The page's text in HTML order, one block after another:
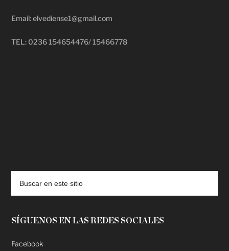
Email: elvediense1@gmail.com
TEL: 0236 154654476/ 15466778
SÍGUENOS EN LAS REDES SOCIALES
Facebook